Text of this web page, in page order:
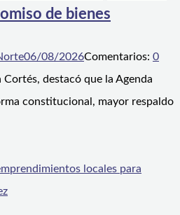
de bienes
06/08/2026Comentarios: 0
destacó que la Agenda
constitucional, mayor respaldo